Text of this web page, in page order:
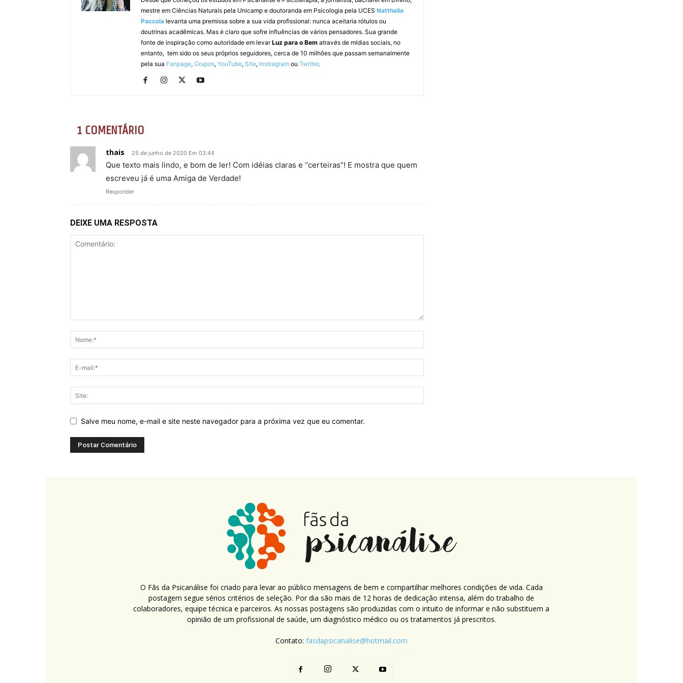
mestre em Ciências Naturais pela Unicamp e doutoranda em Psicologia pela UCES Natthalia
Paccola levanta uma premissa sobre a sua vida profissional: nunca aceitaria rótulos ou
doutrinas acadêmicas. Mas é claro que sofre influências de vários pensadores. Sua grande
fonte de inspiração como autoridade em levarLuz para o Bem através de mídias sociais, no
entanto, tem sido os seus próprios seguidores, cerca de 10 milhões que passam semanalmente
pela sua Fanpage, Grupos, YouTube, Site, Instragram ou Twitter.
1 COMENTÁRIO
thais 25 de junho de 2020 Em 03:44
Que texto mais lindo, e bom de ler! Com idéias claras e “certeiras”! E mostra que quem
escreveu já é uma Amiga de Verdade!
Responder
DEIXE UMA RESPOSTA
Salve meu nome, e-mail e site neste navegador para a próxima vez que eu comentar.
O Fãs da Psicanálise foi criado para levar ao público mensagens de bem e compartilhar melhores condições de vida. Cada
postagem segue sérios critérios de seleção. Por dia são mais de 12 horas de dedicação intensa, além do trabalho de
colaboradores, equipe técnica e parceiros. As nossas postagens são produzidas com o intuito de informar e não substituem a
opinião de um profissional de saúde, um diagnóstico médico ou os tratamentos já prescritos.
Contato: fasdapsicanalise@hotmail.com